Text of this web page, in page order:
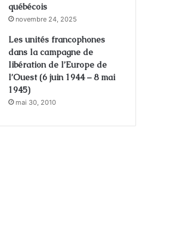
québécois
novembre 24, 2025
Les unités francophones
dans la campagne de
libération de l’Europe de
l’Ouest (6 juin 1944 – 8 mai
1945)
mai 30, 2010